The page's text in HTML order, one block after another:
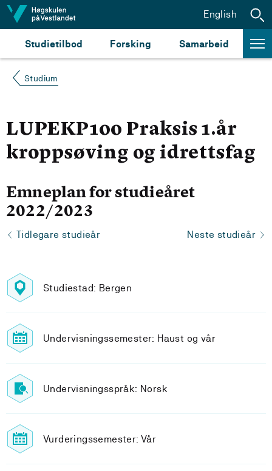
Hopp til innhald
Studietilbod Forsking Samarbeid
English
Studium
LUPEKP100 Praksis 1.år
kroppsøving og idrettsfag
Emneplan for studieåret
2022/2023
Tidlegare studieår Neste studieår
Studiestad: Bergen
Undervisningssemester: Haust og vår
Undervisningsspråk: Norsk
Vurderingssemester: Vår